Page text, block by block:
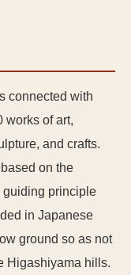
connected with
works of art,
and crafts.
on the
guiding principle
in Japanese
ground so as not
Higashiyama hills.